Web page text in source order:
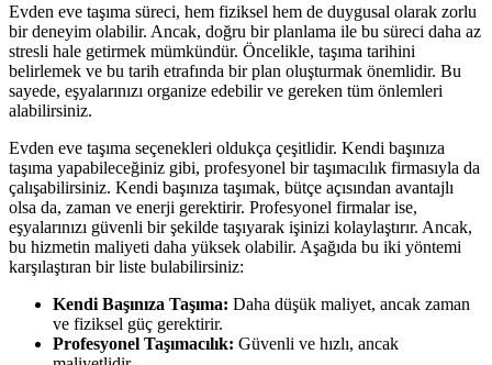
Evden eve taşıma süreci, hem fiziksel hem de duygusal olarak zorlu
bir deneyim olabilir. Ancak, doğru bir planlama ile bu süreci daha az
stresli hale getirmek mümkündür. Öncelikle, taşıma tarihini
belirlemek ve bu tarih etrafında bir plan oluşturmak önemlidir. Bu
sayede, eşyalarınızı organize edebilir ve gereken tüm önlemleri
alabilirsiniz.
Evden eve taşıma seçenekleri oldukça çeşitlidir. Kendi başınıza
taşıma yapabileceğiniz gibi, profesyonel bir taşımacılık firmasıyla da
çalışabilirsiniz. Kendi başınıza taşımak, bütçe açısından avantajlı
olsa da, zaman ve enerji gerektirir. Profesyonel firmalar ise,
eşyalarınızı güvenli bir şekilde taşıyarak işinizi kolaylaştırır. Ancak,
bu hizmetin maliyeti daha yüksek olabilir. Aşağıda bu iki yöntemi
karşılaştıran bir liste bulabilirsiniz:
Kendi Başınıza Taşıma: Daha düşük maliyet, ancak zaman
ve fiziksel güç gerektirir.
Profesyonel Taşımacılık: Güvenli ve hızlı, ancak